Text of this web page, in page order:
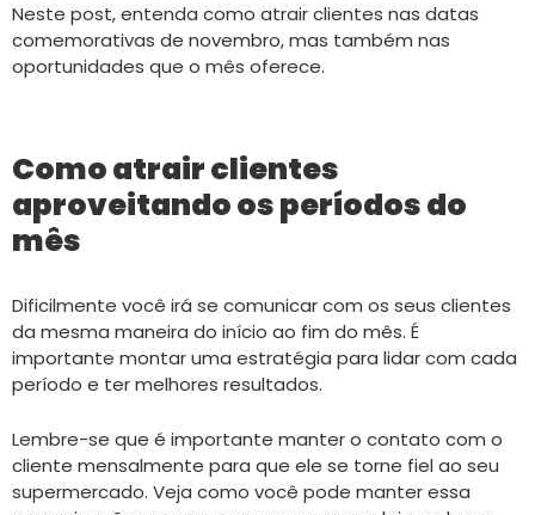
Neste post, entenda como atrair clientes nas datas
comemorativas de novembro, mas também nas
oportunidades que o mês oferece.
Como atrair clientes
aproveitando os períodos do
mês
Dificilmente você irá se comunicar com os seus clientes
da mesma maneira do início ao fim do mês. É
importante montar uma estratégia para lidar com cada
período e ter melhores resultados.
Lembre-se que é importante manter o contato com o
cliente mensalmente para que ele se torne fiel ao seu
supermercado. Veja como você pode manter essa